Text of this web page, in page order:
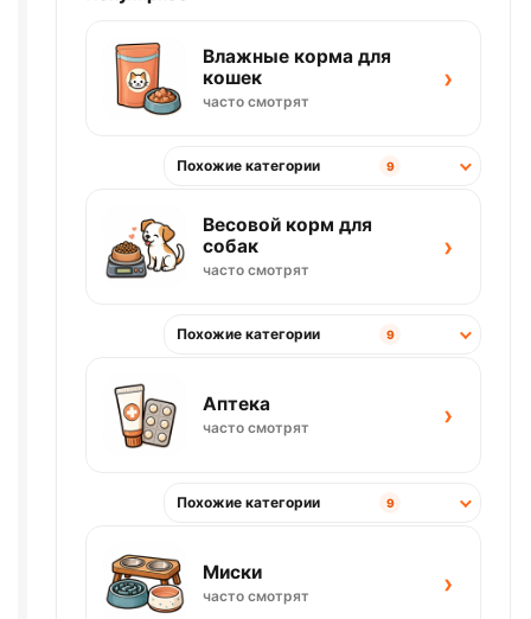
Влажные корма для
кошек
часто смотрят
›
Похожие категории 9
Весовой корм для
собак
часто смотрят
›
Похожие категории 9
Аптека
часто смотрят ›
Похожие категории 9
Миски
часто смотрят ›